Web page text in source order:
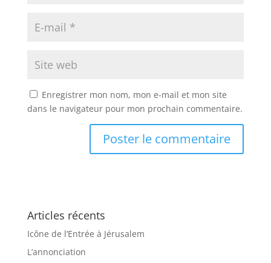
Enregistrer mon nom, mon e-mail et mon site
dans le navigateur pour mon prochain commentaire.
Articles récents
Icône de l’Entrée à Jérusalem
L’annonciation